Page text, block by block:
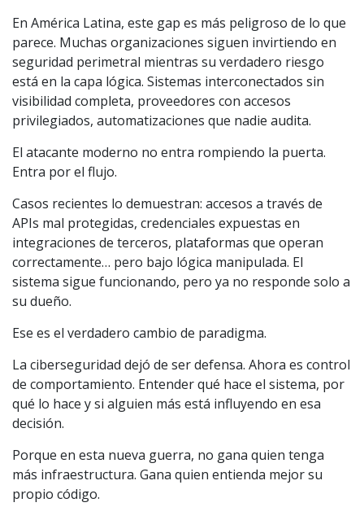
En América Latina, este gap es más peligroso de lo que
parece. Muchas organizaciones siguen invirtiendo en
seguridad perimetral mientras su verdadero riesgo
está en la capa lógica. Sistemas interconectados sin
visibilidad completa, proveedores con accesos
privilegiados, automatizaciones que nadie audita.
El atacante moderno no entra rompiendo la puerta.
Entra por el flujo.
Casos recientes lo demuestran: accesos a través de
APIs mal protegidas, credenciales expuestas en
integraciones de terceros, plataformas que operan
correctamente… pero bajo lógica manipulada. El
sistema sigue funcionando, pero ya no responde solo a
su dueño.
Ese es el verdadero cambio de paradigma.
La ciberseguridad dejó de ser defensa. Ahora es control
de comportamiento. Entender qué hace el sistema, por
qué lo hace y si alguien más está influyendo en esa
decisión.
Porque en esta nueva guerra, no gana quien tenga
más infraestructura. Gana quien entienda mejor su
propio código.